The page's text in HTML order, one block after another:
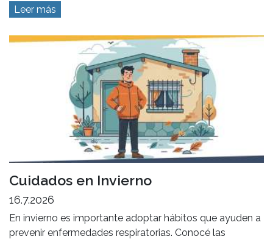
Leer más
Cuidados en Invierno
16.7.2026
En invierno es importante adoptar hábitos que ayuden a
prevenir enfermedades respiratorias. Conocé las